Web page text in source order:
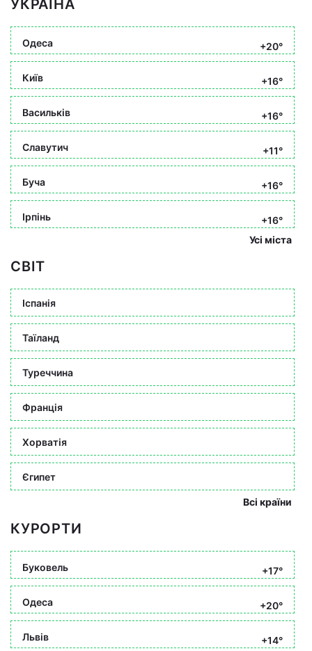
УКРАЇНА
Одеса +20°
Київ +16°
Васильків +16°
Славутич +11°
Буча +16°
Ірпінь
+16°
Усі міста
СВІТ
Іспанія
Таїланд
Туреччина
Франція
Хорватія
Єгипет
Всі країни
КУРОРТИ
Буковель +17°
Одеса +20°
Львів +14°